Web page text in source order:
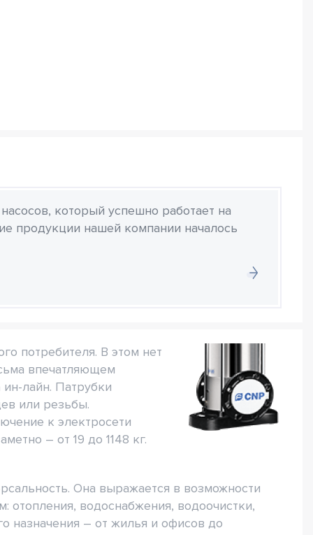
который успешно работает на
продукции нашей компании началось
потребителя. В этом нет
впечатляющем
лайн. Патрубки
или резьбы.
к электросети
– от 19 до 1148 кг.
Она выражается в возможности
отопления, водоснабжения, водоочистки,
назначения – от жилья и офисов до